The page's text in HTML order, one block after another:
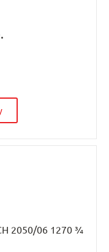
2050/06 1270 ¾